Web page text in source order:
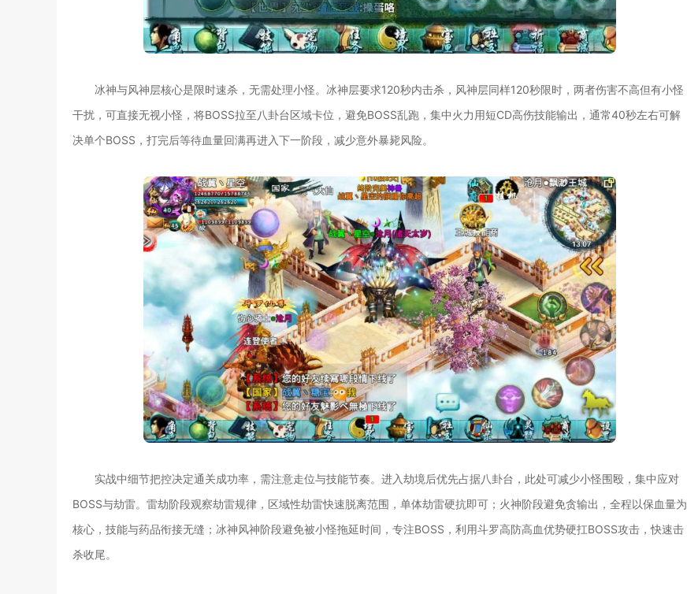
冰神与风神层核心是限时速杀，无需处理小怪。冰神层要求120秒内击杀，风神层同样120秒限时，两者伤害不高但有小怪
干扰，可直接无视小怪，将BOSS拉至八卦台区域卡位，避免BOSS乱跑，集中火力用短CD高伤技能输出，通常40秒左右可解
决单个BOSS，打完后等待血量回满再进入下一阶段，减少意外暴毙风险。
实战中细节把控决定通关成功率，需注意走位与技能节奏。进入劫境后优先占据八卦台，此处可减少小怪围殴，集中应对
BOSS与劫雷。雷劫阶段观察劫雷规律，区域性劫雷快速脱离范围，单体劫雷硬抗即可；火神阶段避免贪输出，全程以保血量为
核心，技能与药品衔接无缝；冰神风神阶段避免被小怪拖延时间，专注BOSS，利用斗罗高防高血优势硬扛BOSS攻击，快速击
杀收尾。